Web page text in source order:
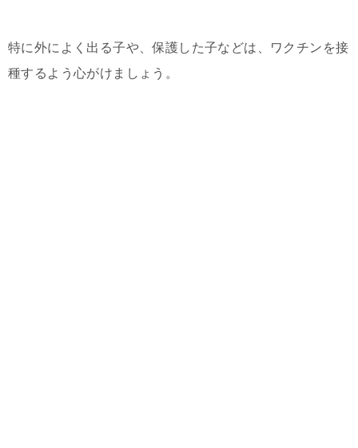
特に外によく出る子や、保護した子などは、ワクチンを接
種するよう心がけましょう。